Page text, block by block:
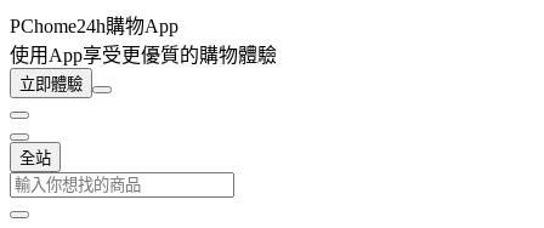
PChome24h購物App
使用App享受更優質的購物體驗
立即體驗
全站